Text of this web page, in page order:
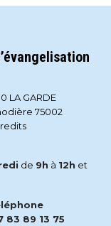
LA GARDE
75002
de 9h à 12h et
83 89 13 75